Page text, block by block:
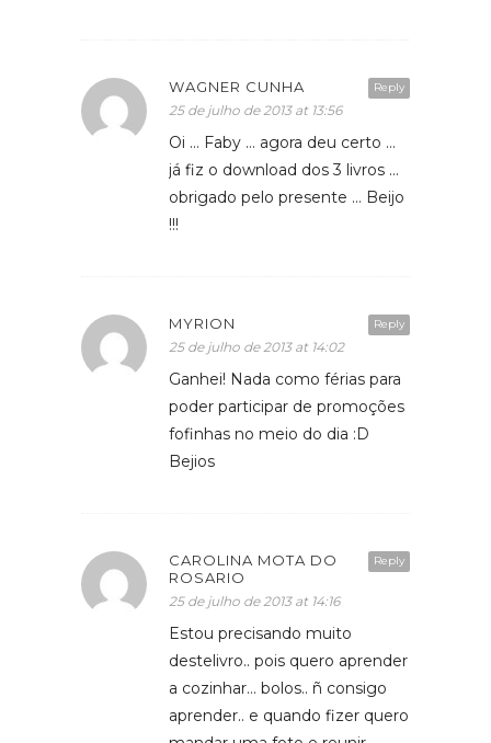
Reply
WAGNER CUNHA
25 de julho de 2013 at 13:56
Oi … Faby … agora deu certo …
já fiz o download dos 3 livros …
obrigado pelo presente … Beijo
!!!
Reply
MYRION
25 de julho de 2013 at 14:02
Ganhei! Nada como férias para
poder participar de promoções
fofinhas no meio do dia :D
Bejios
Reply
CAROLINA MOTA DO
ROSARIO
25 de julho de 2013 at 14:16
Estou precisando muito
destelivro.. pois quero aprender
a cozinhar… bolos.. ñ consigo
aprender.. e quando fizer quero